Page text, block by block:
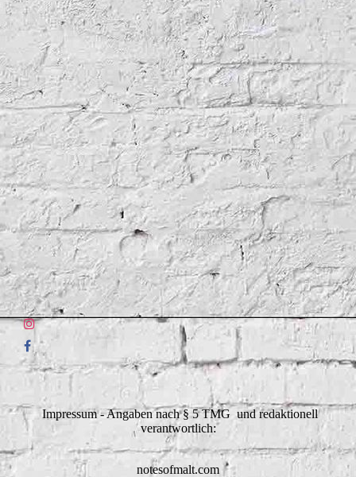
Impressum - Angaben nach § 5 TMG und redaktionell
verantwortlich:
notesofmalt.com